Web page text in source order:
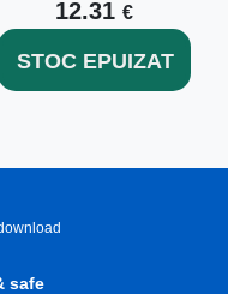
12.31 €
STOC EPUIZAT
safe